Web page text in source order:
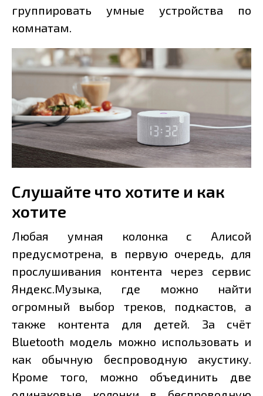
группировать умные устройства по
комнатам.
Слушайте что хотите и как
хотите
Любая умная колонка с Алисой
предусмотрена, в первую очередь, для
прослушивания контента через сервис
Яндекс.Музыка, где можно найти
огромный выбор треков, подкастов, а
также контента для детей. За счёт
Bluetooth модель можно использовать и
как обычную беспроводную акустику.
Кроме того, можно объединить две